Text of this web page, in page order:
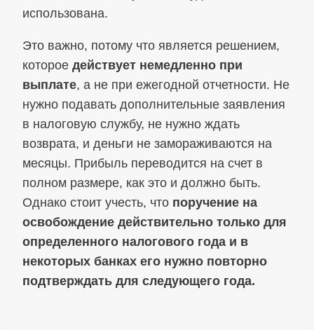
использована.
Это важно, потому что является решением,
которое действует немедленно при
выплате, а не при ежегодной отчетности. Не
нужно подавать дополнительные заявления
в налоговую службу, не нужно ждать
возврата, и деньги не замораживаются на
месяцы. Прибыль переводится на счет в
полном размере, как это и должно быть.
Однако стоит учесть, что поручение на
освобождение действительно только для
определенного налогового года и в
некоторых банках его нужно повторно
подтверждать для следующего года.